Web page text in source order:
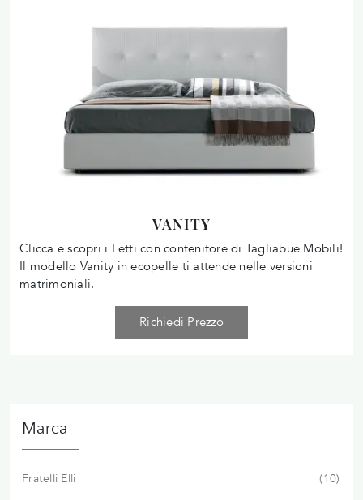
VANITY
Clicca e scopri i Letti con contenitore di Tagliabue Mobili!
Il modello Vanity in ecopelle ti attende nelle versioni
matrimoniali.
Richiedi Prezzo
Marca
Fratelli Elli
10